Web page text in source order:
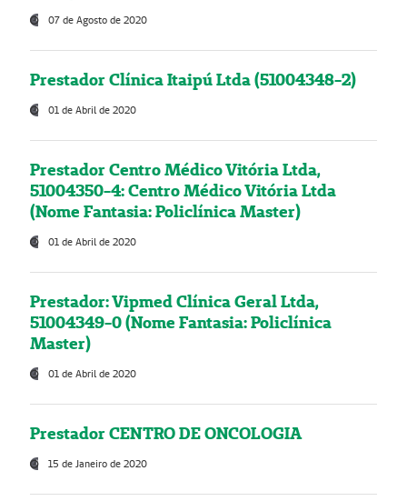
07 de Agosto de 2020
Prestador Clínica Itaipú Ltda (51004348-2)
01 de Abril de 2020
Prestador Centro Médico Vitória Ltda,
51004350-4: Centro Médico Vitória Ltda
(Nome Fantasia: Policlínica Master)
01 de Abril de 2020
Prestador: Vipmed Clínica Geral Ltda,
51004349-0 (Nome Fantasia: Policlínica
Master)
01 de Abril de 2020
Prestador CENTRO DE ONCOLOGIA
15 de Janeiro de 2020